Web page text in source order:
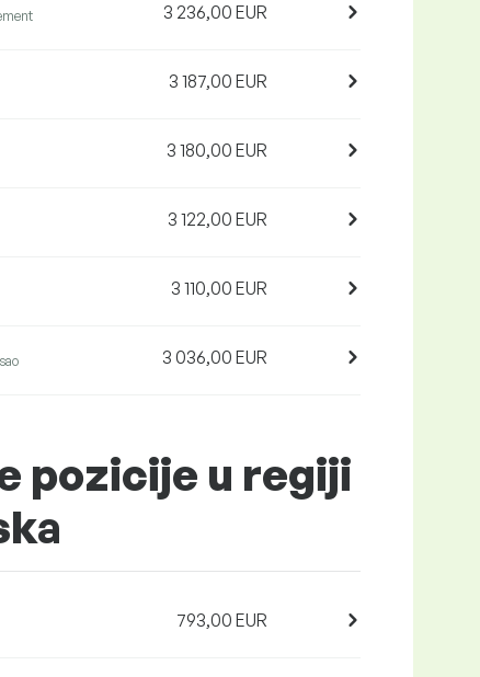
3 236,00 EUR
3 187,00 EUR
3 180,00 EUR
3 122,00 EUR
3 110,00 EUR
3 036,00 EUR
pozicije u regiji
793,00 EUR